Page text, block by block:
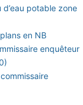
d’eau potable zone
en NB
enquêteur